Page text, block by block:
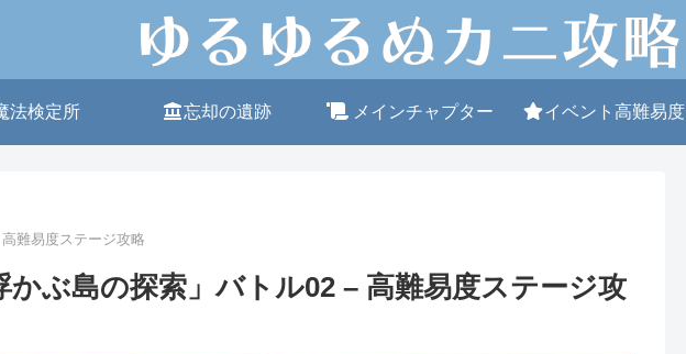
法検定所 忘却の遺跡 メインチャプター イベント高難易度
高難易度ステージ攻略
かぶ島の探索」バトル02 – 高難易度ステージ攻